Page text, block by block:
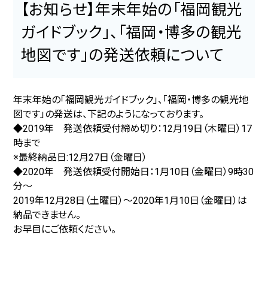
【お知らせ】年末年始の「福岡観光
ガイドブック」、「福岡・博多の観光
地図です」の発送依頼について
年末年始の「福岡観光ガイドブック」、「福岡・博多の観光地
図です」の発送は、下記のようになっております。
◆2019年 発送依頼受付締め切り：12月19日（木曜日）17
時まで
※最終納品日:12月27日（金曜日）
◆2020年 発送依頼受付開始日：1月10日（金曜日）9時30
分～
2019年12月28日（土曜日）～2020年1月10日（金曜日）は
納品できません。
お早目にご依頼ください。